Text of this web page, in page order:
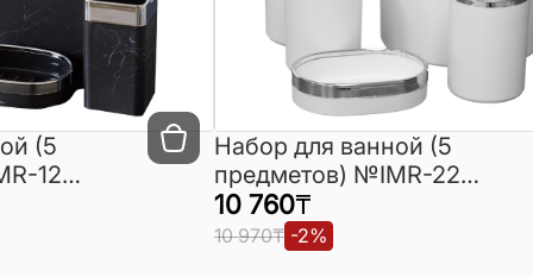
(5
12
Набор для ванной (5
предметов) №IMR-22
(Турция)
10 760₸
10 970₸ -2%